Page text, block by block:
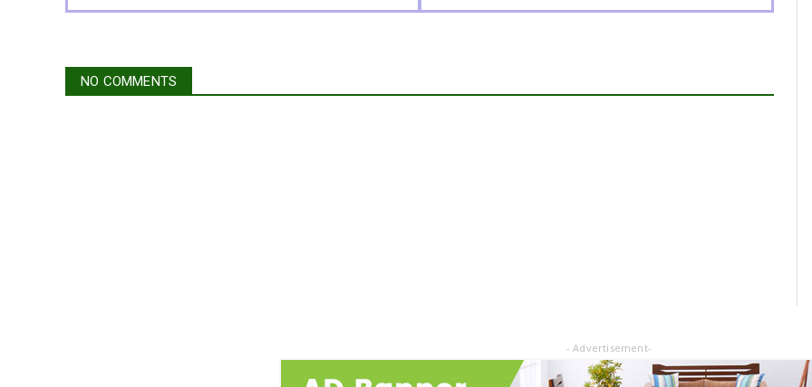
NO COMMENTS
- Advertisement-